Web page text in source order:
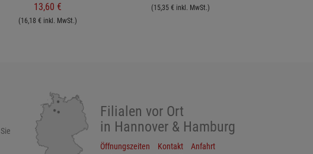
13,60 €
(16,18 € inkl. MwSt.)
(15,35 € inkl. MwSt.)
Filialen vor Ort
in Hannover & Hamburg
Öffnungszeiten Kontakt
Anfahrt